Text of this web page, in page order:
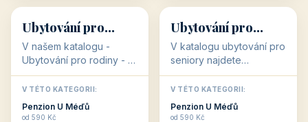
👨‍👩‍👧‍👦
34 objektů
Ubytování pro
rodiny
V našem katalogu -
Ubytování pro rodiny -
jsou pro Vás připraveny
objekty, které svojí
polohou či vybaveností,
nabízí klidné ubytování
V TÉTO KATEGORII:
Penzion U Méďů
od 590 Kč
🧓 33 objektů
Ubytování pro
seniory
V katalogu ubytování pro
seniory najdete
penziony a hotely, které
jsou přizpůsobeny pro
ubytování klientů vyššího
věku. Některé z nich
V TÉTO KATEGORII:
Penzion U Méďů
od 590 Kč